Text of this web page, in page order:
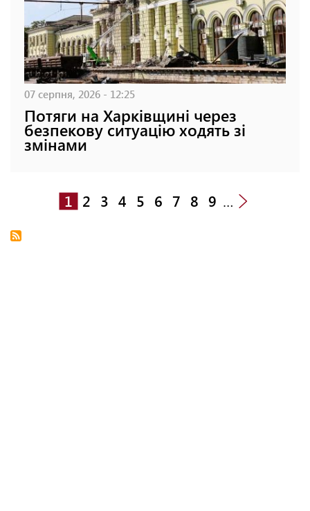
07 серпня, 2026 - 12:25
Потяги на Харківщині через
безпекову ситуацію ходять зі
змінами
1 2 3 4 5 6 7 8 9 …